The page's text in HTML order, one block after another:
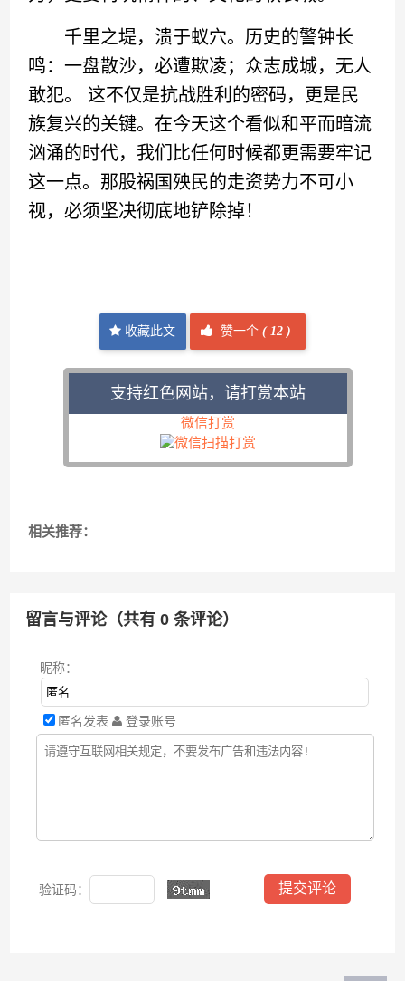
千里之堤，溃于蚁穴。历史的警钟长
鸣：一盘散沙，必遭欺凌；众志成城，无人
敢犯。 这不仅是抗战胜利的密码，更是民
族复兴的关键。在今天这个看似和平而暗流
汹涌的时代，我们比任何时候都更需要牢记
这一点。那股祸国殃民的走资势力不可小
视，必须坚决彻底地铲除掉！
收藏此文 赞一个( 12 )
支持红色网站，请打赏本站
微信打赏
相关推荐：
留言与评论（共有0 条评论）
昵称：
匿名发表 登录账号
验证码：